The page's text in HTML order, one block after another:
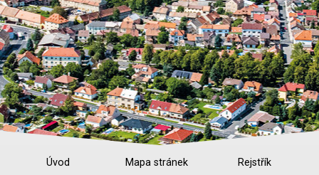
Úvod Mapa stránek Rejstřík